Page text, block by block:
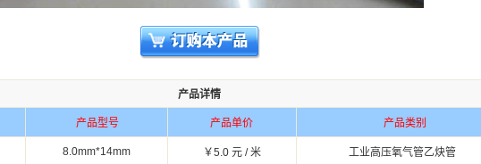
产品详情
产品型号 产品单价 产品类别
8.0mm*14mm ￥5.0 元 / 米 工业高压氧气管乙炔管